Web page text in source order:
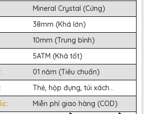
Mineral Crystal (Cứng)
38mm (Khá lớn)
10mm (Trung bình)
5ATM (Khá tốt)
01 năm (Tiêu chuẩn)
Thẻ, hộp đựng, túi xách...
Miễn phí giao hàng (COD)